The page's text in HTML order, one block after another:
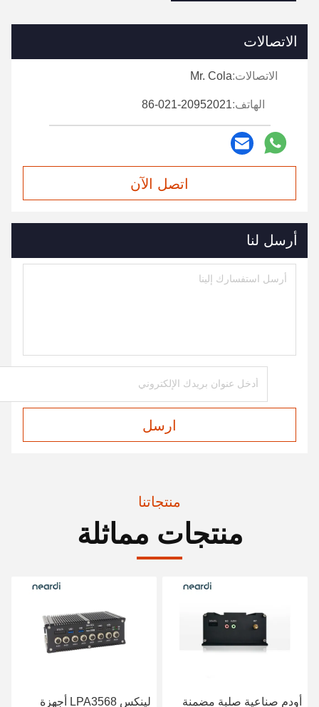
الاتصالات
الاتصالات:Mr. Cola
الهاتف:86-021-20952021
اتصل الآن
أرسل لنا
ارسل
منتجاتنا
منتجات مماثلة
لينكس LPA3568 أجهزة
Neardi LPA3588 نظام